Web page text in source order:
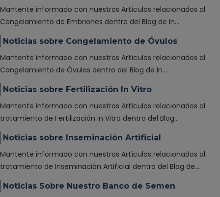
Mantente informado con nuestros Artículos relacionados al
Congelamiento de Embriones dentro del Blog de In…
Noticias sobre Congelamiento de Óvulos
Mantente informado con nuestros Artículos relacionados al
Congelamiento de Óvulos dentro del Blog de In…
Noticias sobre Fertilización In Vitro
Mantente informado con nuestros Artículos relacionados al
tratamiento de Fertilización in Vitro dentro del Blog…
Noticias sobre Inseminación Artificial
Mantente informado con nuestros Artículos relacionados al
tratamiento de Inseminación Artificial dentro del Blog de…
Noticias Sobre Nuestro Banco de Semen